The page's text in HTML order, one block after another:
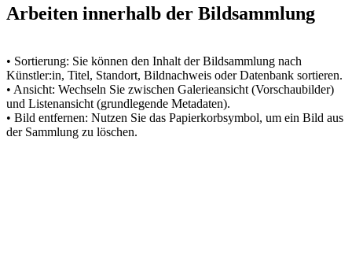
Arbeiten innerhalb der Bildsammlung
• Sortierung: Sie können den Inhalt der Bildsammlung nach
Künstler:in, Titel, Standort, Bildnachweis oder Datenbank sortieren.
• Ansicht: Wechseln Sie zwischen Galerieansicht (Vorschaubilder)
und Listenansicht (grundlegende Metadaten).
• Bild entfernen: Nutzen Sie das Papierkorbsymbol, um ein Bild aus
der Sammlung zu löschen.